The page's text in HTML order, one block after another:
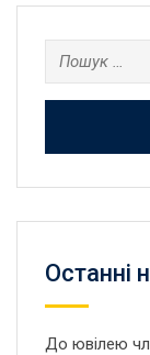
Пошук:
Останнi
До ювілею